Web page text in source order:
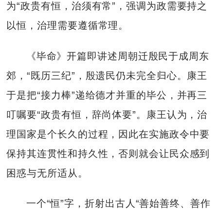
为“政贵有恒，治须有常”，强调为政需要持之
以恒，治理需要遵循常理。
《毕命》开篇即讲述周朝迁殷民于成周东
郊，“既历三纪”，殷遗民仍未完全归心。康王
于是把“接力棒”递给德才并重的毕公，并再三
叮嘱要“政贵有恒，辞尚体要”。康王认为，治
理国家是个长久的过程，因此在实施政令中要
保持其连贯性和持久性，否则就会让民众感到
困惑与无所适从。
一个“恒”字，折射出古人“善始善终、善作